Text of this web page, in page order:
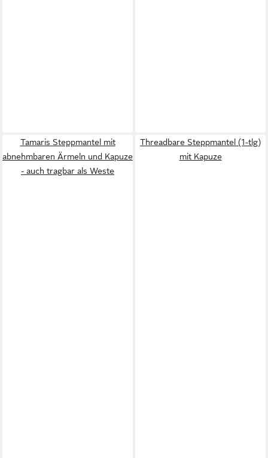
Tamaris Steppmantel mit
abnehmbaren Ärmeln und Kapuze
- auch tragbar als Weste
Threadbare Steppmantel (1-tlg)
mit Kapuze